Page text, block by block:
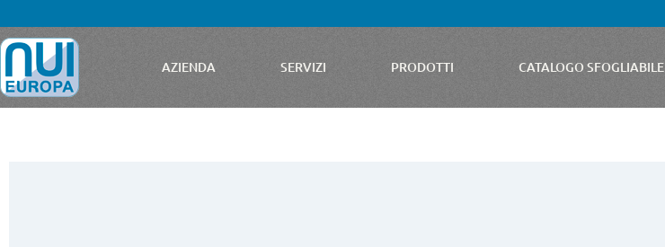
AZIENDA SERVIZI PRODOTTI CATALOGO SFOGLIABILE